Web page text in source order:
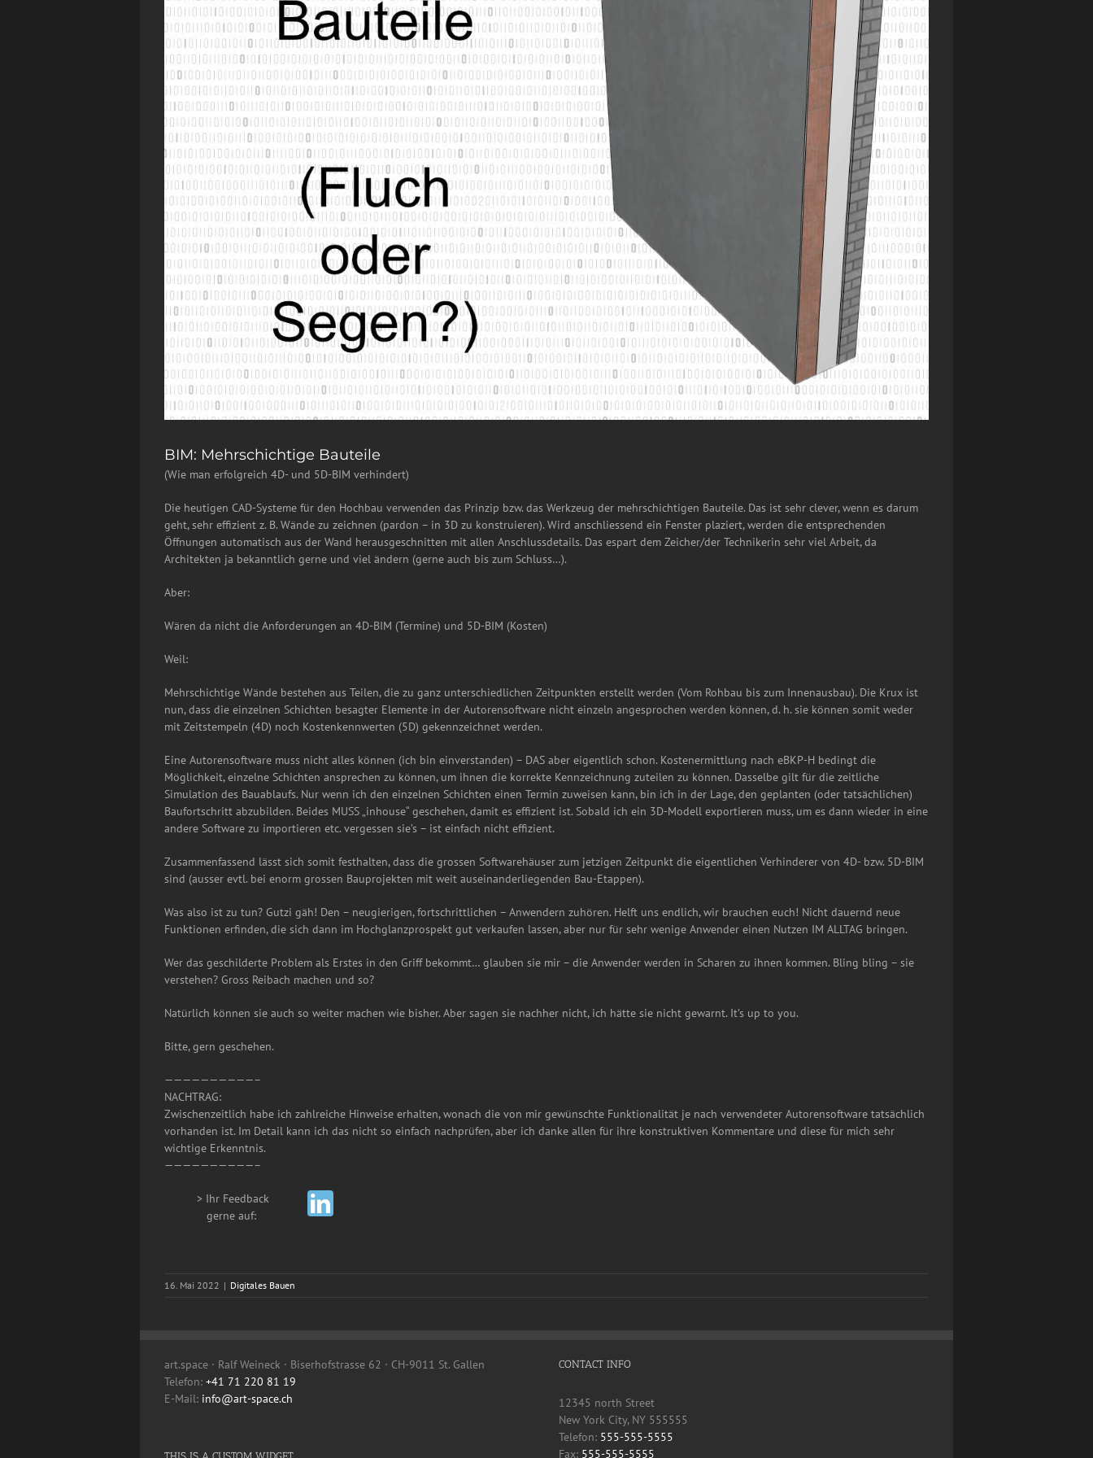
BIM: Mehrschichtige Bauteile
(Wie man erfolgreich 4D- und 5D-BIM verhindert)
Die heutigen CAD-Systeme für den Hochbau verwenden das Prinzip bzw. das Werkzeug der mehrschichtigen Bauteile. Das ist sehr clever, wenn es darum
geht, sehr effizient z. B. Wände zu zeichnen (pardon – in 3D zu konstruieren). Wird anschliessend ein Fenster plaziert, werden die entsprechenden
Öffnungen automatisch aus der Wand herausgeschnitten mit allen Anschlussdetails. Das espart dem Zeicher/der Technikerin sehr viel Arbeit, da
Architekten ja bekanntlich gerne und viel ändern (gerne auch bis zum Schluss…).
Aber:
Wären da nicht die Anforderungen an 4D-BIM (Termine) und 5D-BIM (Kosten)
Weil:
Mehrschichtige Wände bestehen aus Teilen, die zu ganz unterschiedlichen Zeitpunkten erstellt werden (Vom Rohbau bis zum Innenausbau). Die Krux ist
nun, dass die einzelnen Schichten besagter Elemente in der Autorensoftware nicht einzeln angesprochen werden können, d. h. sie können somit weder
mit Zeitstempeln (4D) noch Kostenkennwerten (5D) gekennzeichnet werden.
Eine Autorensoftware muss nicht alles können (ich bin einverstanden) – DAS aber eigentlich schon. Kostenermittlung nach eBKP-H bedingt die
Möglichkeit, einzelne Schichten ansprechen zu können, um ihnen die korrekte Kennzeichnung zuteilen zu können. Dasselbe gilt für die zeitliche
Simulation des Bauablaufs. Nur wenn ich den einzelnen Schichten einen Termin zuweisen kann, bin ich in der Lage, den geplanten (oder tatsächlichen)
Baufortschritt abzubilden. Beides MUSS „inhouse“ geschehen, damit es effizient ist. Sobald ich ein 3D-Modell exportieren muss, um es dann wieder in eine
andere Software zu importieren etc. vergessen sie’s – ist einfach nicht effizient.
Zusammenfassend lässt sich somit festhalten, dass die grossen Softwarehäuser zum jetzigen Zeitpunkt die eigentlichen Verhinderer von 4D- bzw. 5D-BIM
sind (ausser evtl. bei enorm grossen Bauprojekten mit weit auseinanderliegenden Bau-Etappen).
Was also ist zu tun? Gutzi gäh! Den – neugierigen, fortschrittlichen – Anwendern zuhören. Helft uns endlich, wir brauchen euch! Nicht dauernd neue
Funktionen erfinden, die sich dann im Hochglanzprospekt gut verkaufen lassen, aber nur für sehr wenige Anwender einen Nutzen IM ALLTAG bringen.
Wer das geschilderte Problem als Erstes in den Griff bekommt… glauben sie mir – die Anwender werden in Scharen zu ihnen kommen. Bling bling – sie
verstehen? Gross Reibach machen und so?
Natürlich können sie auch so weiter machen wie bisher. Aber sagen sie nachher nicht, ich hätte sie nicht gewarnt. It’s up to you.
Bitte, gern geschehen.
——————————–
NACHTRAG:
Zwischenzeitlich habe ich zahlreiche Hinweise erhalten, wonach die von mir gewünschte Funktionalität je nach verwendeter Autorensoftware tatsächlich
vorhanden ist. Im Detail kann ich das nicht so einfach nachprüfen, aber ich danke allen für ihre konstruktiven Kommentare und diese für mich sehr
wichtige Erkenntnis.
——————————–
> Ihr Feedback
gerne auf:
16. Mai 2022 | Digitales Bauen
art.space · Ralf Weineck · Biserhofstrasse 62 · CH-9011 St. Gallen
Telefon: +41 71 220 81 19
E-Mail: info@art-space.ch
CONTACT INFO
12345 north Street
New York City, NY 555555
Telefon: 555-555-5555
Fax: 555-555-5555